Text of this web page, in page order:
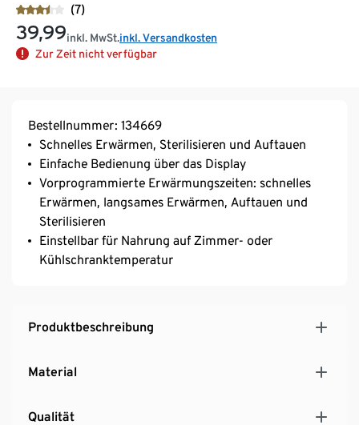
(7)
39,99inkl. MwSt.inkl. Versandkosten
Zur Zeit nicht verfügbar
Bestellnummer: 134669
Schnelles Erwärmen, Sterilisieren und Auftauen
Einfache Bedienung über das Display
Vorprogrammierte Erwärmungszeiten: schnelles
Erwärmen, langsames Erwärmen, Auftauen und
Sterilisieren
Einstellbar für Nahrung auf Zimmer- oder
Kühlschranktemperatur
Produktbeschreibung
Material
Qualität